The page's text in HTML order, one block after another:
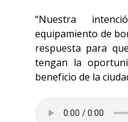
“Nuestra
equipamiento de
respuesta para
tengan la
beneficio de la